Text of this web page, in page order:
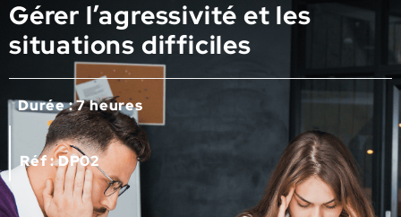
Gérer l’agressivité et les
situations difficiles
Durée : 7 heures
Réf : DP02